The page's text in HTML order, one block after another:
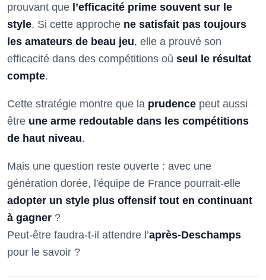
prouvant que l’efficacité prime souvent sur le
style. Si cette approche ne satisfait pas toujours
les amateurs de beau jeu, elle a prouvé son
efficacité dans des compétitions où seul le résultat
compte.
Cette stratégie montre que la prudence peut aussi
être une arme redoutable dans les compétitions
de haut niveau.
Mais une question reste ouverte : avec une
génération dorée, l'équipe de France pourrait-elle
adopter un style plus offensif tout en continuant
à gagner ?
Peut-être faudra-t-il attendre l’après-Deschamps
pour le savoir ?